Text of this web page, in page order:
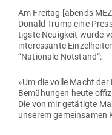
Am Freitag [abends
Donald Trump eine
tigste Neu­igkeit wurde
inter­es­sante
“Nationale Notstand“:
»Um die volle Macht
Bemü­hungen heute
Die von mir getä­tigte
unserem gemein­samen